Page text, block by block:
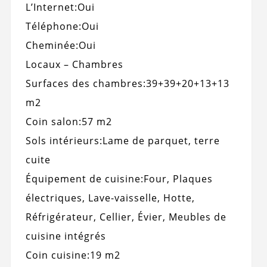
L’Internet:Oui
Téléphone:Oui
Cheminée:Oui
Locaux – Chambres
Surfaces des chambres:39+39+20+13+13
m2
Coin salon:57 m2
Sols intérieurs:Lame de parquet, terre
cuite
Équipement de cuisine:Four, Plaques
électriques, Lave-vaisselle, Hotte,
Réfrigérateur, Cellier, Évier, Meubles de
cuisine intégrés
Coin cuisine:19 m2